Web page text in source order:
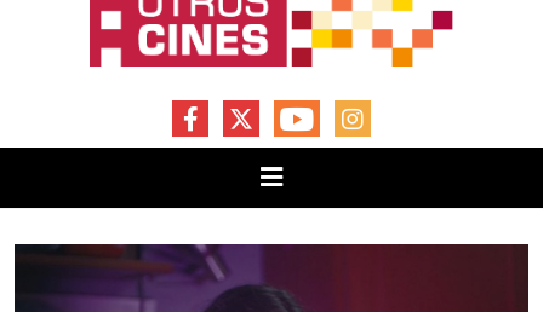
FACEBOOKYOUTUBEINSTAGRAM